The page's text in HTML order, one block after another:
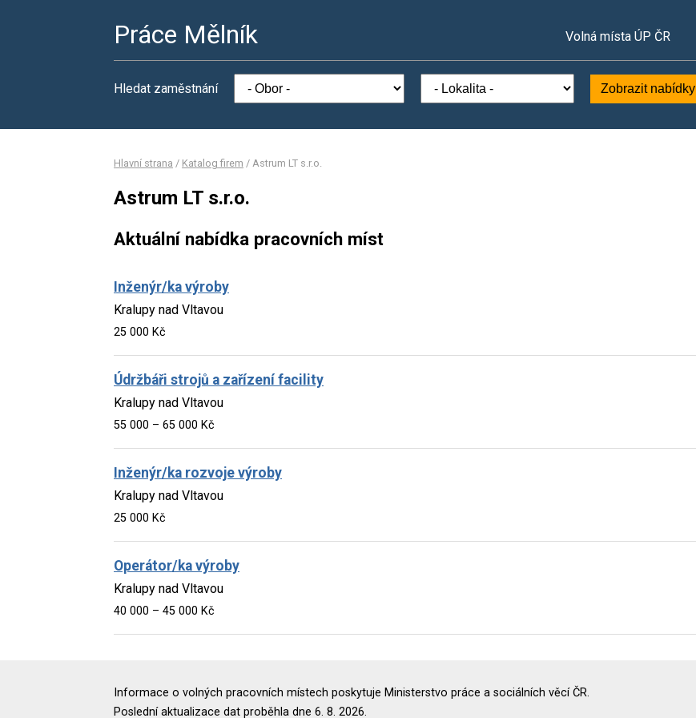
Práce Mělník Volná místa ÚP ČR
Hledat zaměstnání Zobrazit nabídky
Hlavní strana / Katalog firem / Astrum LT s.r.o.
Astrum LT s.r.o.
Aktuální nabídka pracovních míst
Inženýr/ka výroby
Kralupy nad Vltavou
25 000 Kč
Údržbáři strojů a zařízení facility
Kralupy nad Vltavou
55 000 – 65 000 Kč
Inženýr/ka rozvoje výroby
Kralupy nad Vltavou
25 000 Kč
Operátor/ka výroby
Kralupy nad Vltavou
40 000 – 45 000 Kč
Informace o volných pracovních místech poskytuje Ministerstvo práce a sociálních věcí ČR.
Poslední aktualizace dat proběhla dne 6. 8. 2026.